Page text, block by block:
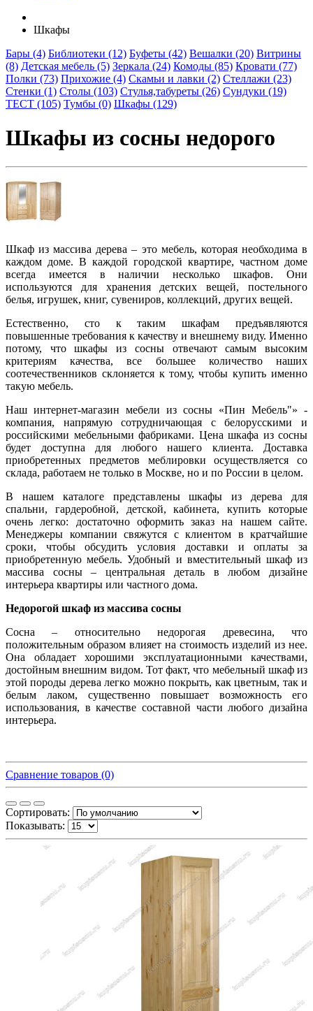
Шкафы
Бары (4) Библиотеки (12) Буфеты (42) Вешалки (20) Витрины
(8) Детская мебель (5) Зеркала (24) Комоды (85) Кровати (77)
Полки (73) Прихожие (4) Скамьи и лавки (2) Стеллажи (23)
Стенки (1) Столы (103) Стулья,табуреты (26) Сундуки (19)
ТЕСТ (105) Тумбы (0) Шкафы (129)
Шкафы из сосны недорого
Шкаф из массива дерева – это мебель, которая необходима в
каждом доме. В каждой городской квартире, частном доме
всегда имеется в наличии несколько шкафов. Они
используются для хранения детских вещей, постельного
белья, игрушек, книг, сувениров, коллекций, других вещей.
Естественно, сто к таким шкафам предъявляются
повышенные требования к качеству и внешнему виду. Именно
потому, чтошкафы из сосныотвечают самым высоким
критериям качества, все большее количество наших
соотечественников склоняется к тому, чтобыкупить именно
такую мебель.
Наш интернет-магазин мебели из сосны «Пин Мебель"» -
компания, напрямую сотрудничающая с белорусскими и
российскими мебельными фабриками. Цена шкафа из сосны
будет доступна для любого нашего клиента. Доставка
приобретенных предметов меблировки осуществляется со
склада, работаем не только в Москве, но и по России в целом.
В нашем каталоге представленышкафы из дерева для
спальни, гардеробной, детской,кабинета, купить которые
очень легко: достаточно оформитьзаказ на нашем сайте.
Менеджеры компании свяжутся с клиентом в кратчайшие
сроки, чтобы обсудить условия доставки и оплаты за
приобретенную мебель. Удобный и вместительный шкаф из
массива сосны– центральная деталь в любом дизайне
интерьера квартиры или частного дома.
Недорогой шкаф из массива сосны
Сосна – относительно недорогая древесина, что
положительным образом влияет на стоимость изделий из нее.
Она обладает хорошими эксплуатационными качествами,
достойным внешним видом. Тот факт, что мебельный шкафиз
этой породы дерева легко можно покрыть, как цветным, так и
белым лаком, существенно повышает возможность его
использования, в качестве составной части любого дизайна
интерьера.
Сравнение товаров (0)
Сортировать:
Показывать: